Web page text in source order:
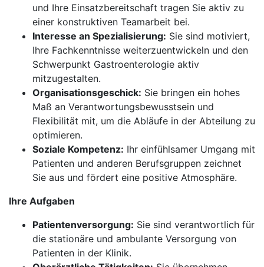
und Ihre Einsatzbereitschaft tragen Sie aktiv zu
einer konstruktiven Teamarbeit bei.
Interesse an Spezialisierung: Sie sind motiviert,
Ihre Fachkenntnisse weiterzuentwickeln und den
Schwerpunkt Gastroenterologie aktiv
mitzugestalten.
Organisationsgeschick: Sie bringen ein hohes
Maß an Verantwortungsbewusstsein und
Flexibilität mit, um die Abläufe in der Abteilung zu
optimieren.
Soziale Kompetenz: Ihr einfühlsamer Umgang mit
Patienten und anderen Berufsgruppen zeichnet
Sie aus und fördert eine positive Atmosphäre.
Ihre Aufgaben
Patientenversorgung: Sie sind verantwortlich für
die stationäre und ambulante Versorgung von
Patienten in der Klinik.